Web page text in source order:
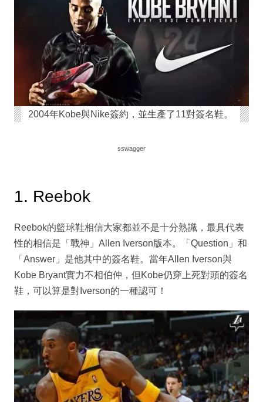
2004年Kobe與Nike簽約，並生產了11對簽名鞋。
sswagger
1. Reebok
Reebok的籃球鞋相信大家都並不是十分熟識，最具代表
性的相信是「戰神」Allen Iverson版本。「Question」和
「Answer」是他其中的簽名鞋。當年Allen Iverson與
Kobe Bryant實力不相伯仲，但Kobe仍穿上死對頭的簽名
鞋，可以算是對Iverson的一種認可！